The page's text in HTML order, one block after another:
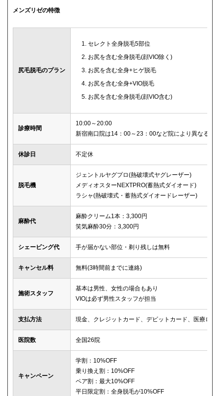
メンズリゼの特徴
尻毛脱毛のプラン
セレクト全身脱毛5部位
お尻を含む全身脱毛(顔VIO除く)
お尻を含む全身+ヒゲ脱毛
お尻を含む全身+VIO脱毛
お尻を含む全身脱毛(顔VIO含む)
診療時間
10:00～20:00
新宿南口院は14：00～23：00など院により異なる
休診日 不定休
脱毛機
ジェントルヤグプロ(熱破壊式ヤグレーザー)
メディオスターNEXTPRO(蓄熱式ダイオード)
ラシャ(熱破壊式・蓄熱式ダイオードレーザー)
麻酔代
麻酔クリーム1本：3,300円
笑気麻酔30分：3,300円
シェービング代 手が届かない部位・剃り残しは無料
キャンセル料 無料(3時間前までに連絡)
施術スタッフ
基本は男性、女性の場合もあり
VIOは必ず男性スタッフが担当
支払方法 現金、クレジットカード、デビットカード、医療ロー
医院数 全国26院
キャンペーン
学割：10%OFF
乗り換え割：10%OFF
ペア割：最大10%OFF
平日限定割：全身脱毛が10%OFF